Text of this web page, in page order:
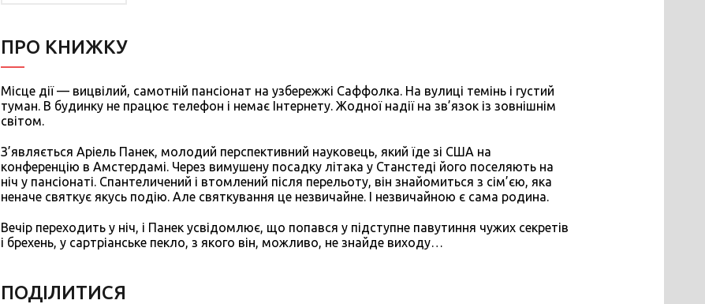
ПРО КНИЖКУ
Місце дії — вицвілий, самотній пансіонат на узбережжі Саффолка. На вулиці темінь і густий
туман. В будинку не працює телефон і немає Інтернету. Жодної надії на зв’язок із зовнішнім
світом.
З’являється Аріель Панек, молодий перспективний науковець, який їде зі США на
конференцію в Амстердамі. Через вимушену посадку літака у Станстеді його поселяють на
ніч у пансіонаті. Спантеличений і втомлений після перельоту, він знайомиться з сім’єю, яка
неначе святкує якусь подію. Але святкування це незвичайне. І незвичайною є сама родина.
Вечір переходить у ніч, і Панек усвідомлює, що попався у підступне павутиння чужих секретів
і брехень, у сартріанське пекло, з якого він, можливо, не знайде виходу…
ПОДIЛИТИСЯ